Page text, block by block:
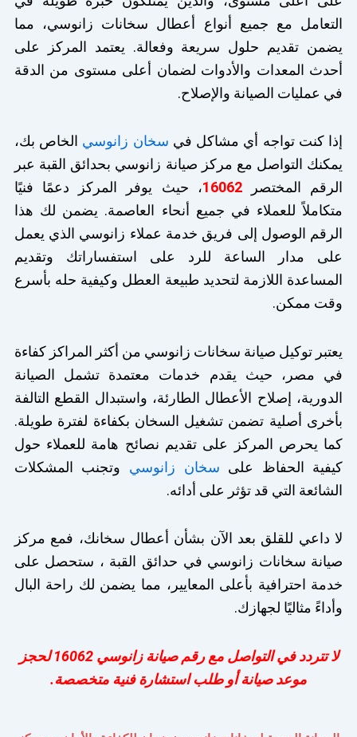
التعامل مع جميع أنواع أعطال سخانات زانوسي، مما
يضمن تقديم حلول سريعة وفعالة. يعتمد المركز على
أحدث المعدات والأدوات لضمان أعلى مستوى من الدقة
في عمليات الصيانة والإصلاح.
إذا كنت تواجه أي مشاكل في سخان زانوسي الخاص بك،
يمكنك التواصل مع مركز صيانة زانوسي بحدائق القبة عبر
الرقم المختصر16062، حيث يوفر المركز دعمًا فنيًا
متكاملاً للعملاء في جميع أنحاء العاصمة. يضمن لك هذا
الرقم الوصول إلى فريق خدمة عملاء زانوسي الذي يعمل
على مدار الساعة للرد على استفساراتك وتقديم
المساعدة اللازمة لتحديد طبيعة العطل وكيفية حله بأسرع
وقت ممكن.
يعتبر توكيل صيانة سخانات زانوسي من أكثر المراكز كفاءة
في مصر، حيث يقدم خدمات معتمدة تشمل الصيانة
الدورية، إصلاح الأعطال الطارئة، واستبدال القطع التالفة
بأخرى أصلية تضمن تشغيل السخان بكفاءة لفترة طويلة.
كما يحرص المركز على تقديم نصائح هامة للعملاء حول
كيفية الحفاظ على سخان زانوسي وتجنب المشكلات
الشائعة التي قد تؤثر على أدائه.
لا داعي للقلق بعد الآن بشأن أعطال سخانك، فمع مركز
صيانة سخانات زانوسي في حدائق القبة ، ستحصل على
خدمة احترافية بأعلى المعايير، مما يضمن لك راحة البال
وأداءً مثاليًا لجهازك.
لا تتردد في التواصل مع رقم صيانة زانوسي 16062 لحجز
موعد صيانة أو طلب استشارة فنية متخصصة.